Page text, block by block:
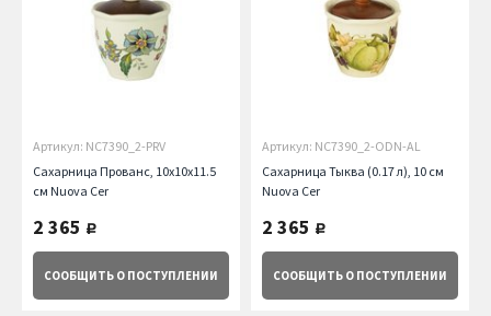
Артикул: NC7390_2-PRV
Сахарница Прованс, 10x10x11.5
см Nuova Cer
2 365 руб.
СООБЩИТЬ О ПОСТУПЛЕНИИ
Артикул: NC7390_2-ODN-AL
Сахарница Тыква (0.17 л), 10 см
Nuova Cer
2 365 руб.
СООБЩИТЬ О ПОСТУПЛЕНИИ